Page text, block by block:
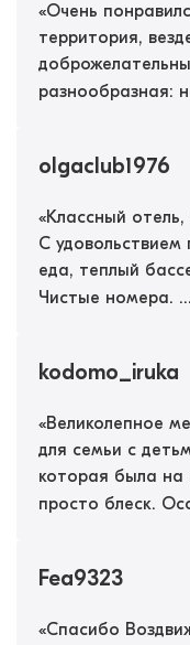
«Очень
территория,
разнообразная:
olgaclub1976
«Классный
С
еда, теплый
Чистые номера. ...
kodomo_iruka
«Великолепное
для семьи с
которая была на
просто блеск.
Fea9323
«Спасибо